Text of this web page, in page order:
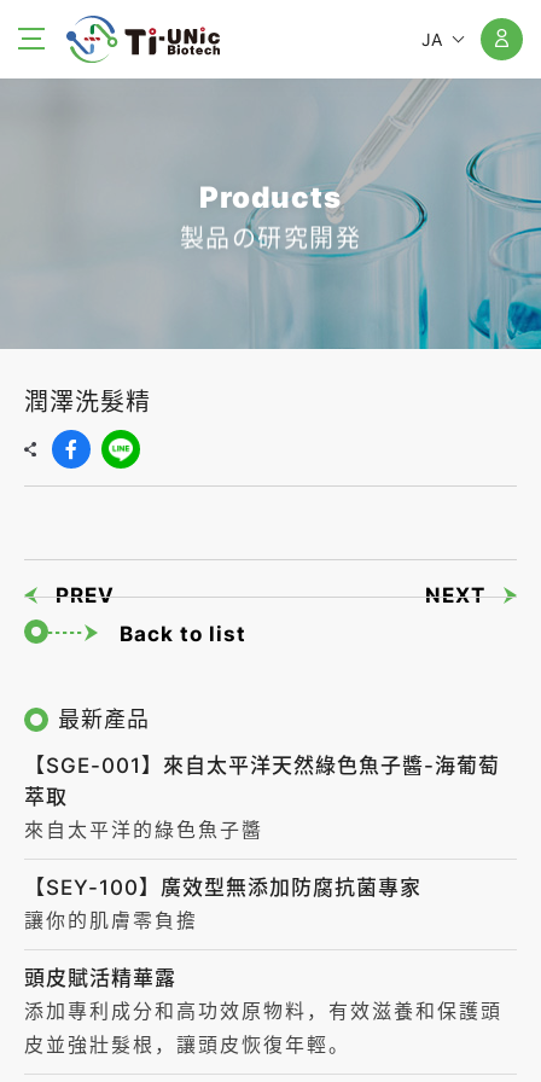
JA
Products
製品の研究開発
潤澤洗髮精
PREV
NEXT
Back to list
最新產品
【SGE-001】來自太平洋天然綠色魚子醬-海葡萄
萃取
來自太平洋的綠色魚子醬
【SEY-100】廣效型無添加防腐抗菌專家
讓你的肌膚零負擔
頭皮賦活精華露
添加專利成分和⾼功效原物料，有效滋養和保護頭
⽪並強壯髮根，讓頭⽪恢復年輕。